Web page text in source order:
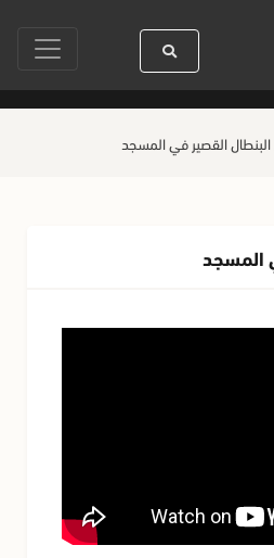
صلاة آخر أربعاء من صفر حياة
القصير في المسجد
المسجد